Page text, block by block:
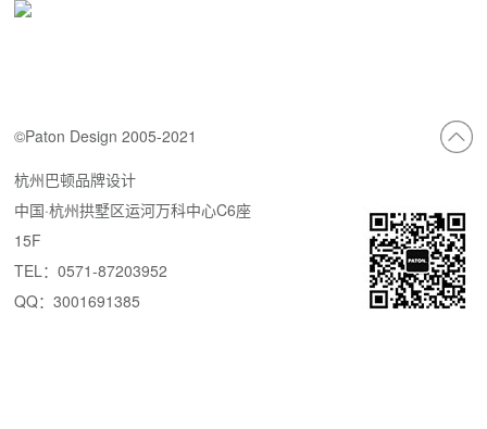
©Paton Design 2005-2021
杭州巴顿品牌设计
中国·杭州拱墅区运河万科中心C6座
15F
TEL：0571-87203952
QQ：3001691385